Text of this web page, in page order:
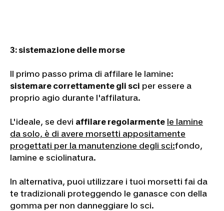
3:sistemazione delle morse
Il primo passo prima di affilare le lamine:
sistemare correttamente gli sci per essere a
proprio agio durante l'affilatura.
L'ideale, se devi affilare regolarmente le lamine
da solo, è di avere morsetti appositamente
progettati per la manutenzione degli sci:fondo,
lamine e sciolinatura.
In alternativa, puoi utilizzare i tuoi morsetti fai da
te tradizionali proteggendo le ganasce con della
gomma per non danneggiare lo sci.